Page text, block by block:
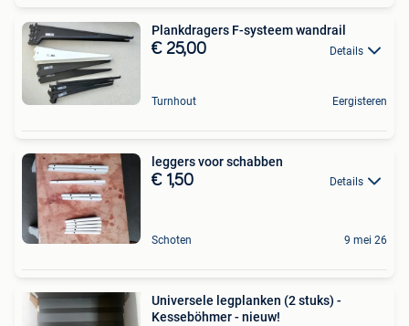
Plankdragers F-systeem wandrail
€ 25,00 Details
Turnhout Eergisteren
leggers voor schabben
€ 1,50 Details
Schoten 9 mei 26
Universele legplanken (2 stuks) -
Kesseböhmer - nieuw!